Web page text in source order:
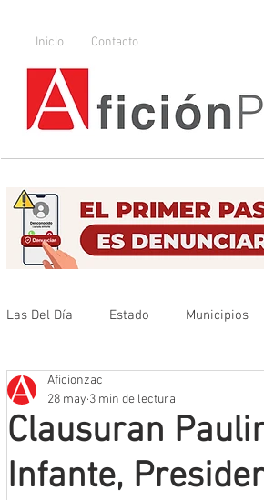
Inicio Contacto
Las Del Día Estado Municipios
Que no se olvide
Mineros LNBP
Clausuran
Infante,
Aficionzac
28 may 3 min de lectura